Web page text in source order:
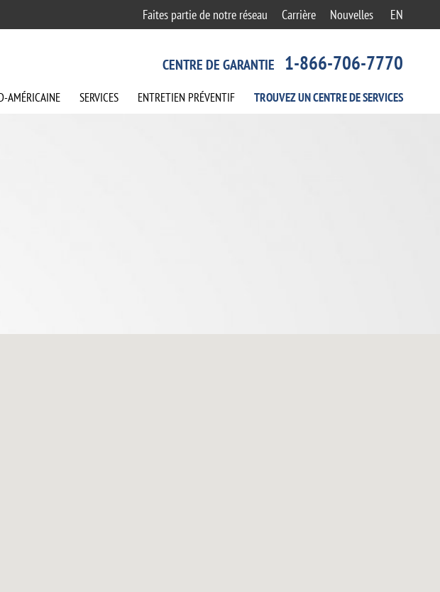
Faites partie de notre réseau Carrière Nouvelles EN
CENTRE DE GARANTIE 1-866-706-7770
AMÉRICAINE SERVICES ENTRETIEN PRÉVENTIF TROUVEZ UN CENTREDE SERVICES